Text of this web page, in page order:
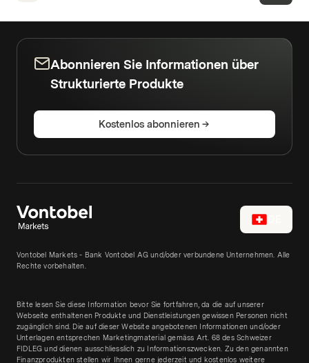
Abonnieren Sie Informationen über
Strukturierte Produkte
Kostenlos abonnieren
Vontobel Markets - Bank Vontobel AG und/oder verbundene Unternehmen. Alle
Rechte vorbehalten.
Bitte lesen Sie diese Information bevor Sie fortfahren, da die auf unserer
Webseite enthaltenen Produkte und Dienstleistungen gewissen Personen nicht
zugänglich sind. Die auf dieser Website angebotenen Informationen und/oder
Unterlagen entsprechen Marketingmaterial gemäss Art. 68 des Schweizer
FIDLEG und dienen ausschliesslich zu Informationszwecken. Zu den genannten
Finanzprodukten stellen wir Ihnen gerne jederzeit und kostenlos weitere